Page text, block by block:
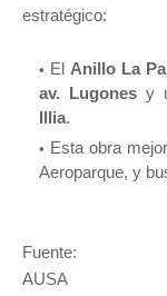
estratégico:
El Anillo La
av. Lugones y
Illia.
Esta obra
Aeroparque, y
Fuente:
AUSA